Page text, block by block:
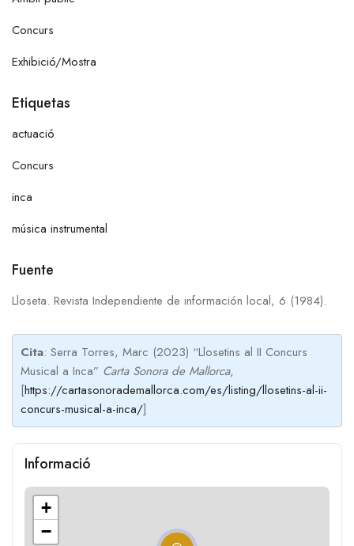
Concurs
Exhibició/Mostra
Etiquetas
actuació
Concurs
inca
música instrumental
Fuente
Lloseta. Revista Independiente de información local, 6 (1984).
Cita: Serra Torres, Marc (2023) “Llosetins al II Concurs
Musical a Inca” Carta Sonora de Mallorca,
[https://cartasonorademallorca.com/es/listing/llosetins-al-ii-
concurs-musical-a-inca/]
Informació
+
−